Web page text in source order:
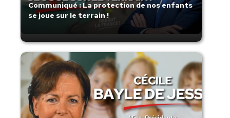
Communiqué : La protection de nos enfants
se joue sur le terrain !